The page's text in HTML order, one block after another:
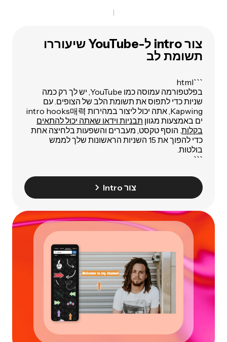
צור intro ל-YouTube שיעוררו
תשומת לב
```html
בפלטפורמה עמוסה כמו YouTube, יש לך רק כמה
שניות כדי לתפוס את תשומת הלב של הצופים. עם
Kapwing, אתה יכול ליצור במהירות intro hooks매력
ים באמצעות מגוון תבניות וידאו שאתה יכול להתאים
בקלות . הוסף טקסט, מעברים והשפעות בלחיצה אחת
כדי להפוך את 15 השניות הראשונות שלך לממש
בולטות.
```
צור Intro